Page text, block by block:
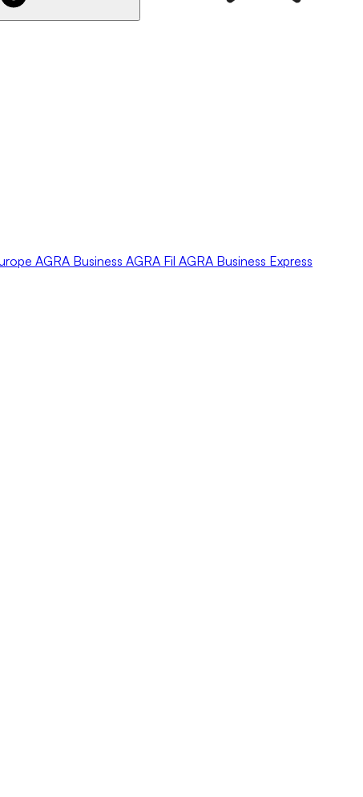
AGRA Business AGRA Fil AGRA Business Express